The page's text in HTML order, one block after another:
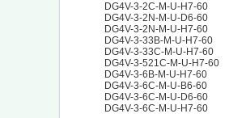
DG4V-3-2C-M-U-H7-60
DG4V-3-2N-M-U-D6-60
DG4V-3-2N-M-U-H7-60
DG4V-3-33B-M-U-H7-60
DG4V-3-33C-M-U-H7-60
DG4V-3-521C-M-U-H7-60
DG4V-3-6B-M-U-H7-60
DG4V-3-6C-M-U-B6-60
DG4V-3-6C-M-U-D6-60
DG4V-3-6C-M-U-H7-60